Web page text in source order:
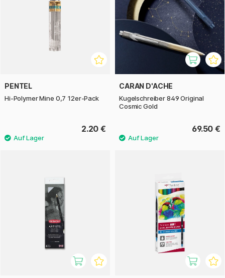
PENTEL
Hi-Polymer Mine 0,7 12er-Pack
2.20 €
CARAN D'ACHE
Kugelschreiber 849 Original
Cosmic Gold
69.50 €